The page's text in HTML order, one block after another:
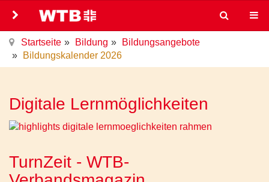
Startseite Bildung
Bildungsangebote
Bildungskalender 2026
Digitale Lernmöglichkeiten
TurnZeit - WTB-